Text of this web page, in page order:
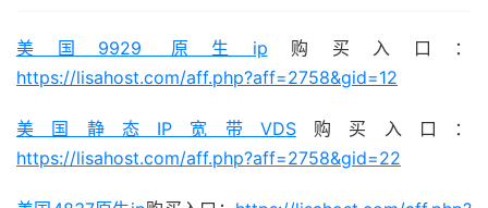
美国9929 原生ip 购买入口：
https://lisahost.com/aff.php?aff=2758&gid=12
美国静态IP宽带VDS购买入口：
https://lisahost.com/aff.php?aff=2758&gid=22